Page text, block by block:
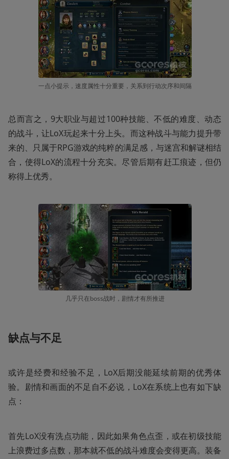
一点小提示，速度属性十分重要，关系到行动次序和间隔
总而言之，9大职业与超过100种技能、不低的难度、动态
的战斗，让LoX玩起来十分上头。而这种战斗与能力提升带
来的、只属于RPG游戏的纯粹的满足感，与迷宫和解谜相结
合，使得LoX的流程十分充实。尽管后期有赶工痕迹，但仍
称得上优秀。
几乎只在boss战时，剧情才有所推进
缺点与不足
或许是经费和经验不足，LoX后期没能延续前期的优秀体
验。剧情和画面的不足自不必说，LoX在系统上也有如下缺
点：
首先LoX没有洗点功能，因此如果角色点歪，或在初级技能
上浪费过多点数，那本就不低的战斗难度会变得更高。装备